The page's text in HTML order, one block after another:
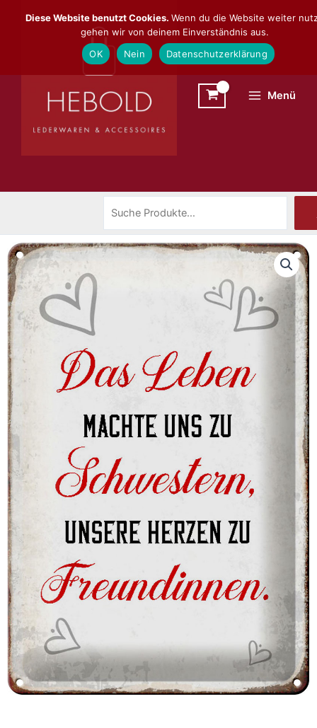
Inhalt
Menü
Diese Website benutzt Cookies. Wenn du die Website weiter
gehen wir von deinem Einverständnis aus.
OK
Nein Datenschutzerklärung